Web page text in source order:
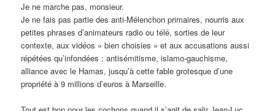
Je ne marche pas, monsieur.
Je ne fais pas partie des anti-Mélenchon primaires, nourris aux
petites phrases d’animateurs radio ou télé, sorties de leur
contexte, aux vidéos « bien choisies » et aux accusations aussi
répétées qu’infondées : antisémitisme, islamo-gauchisme,
alliance avec le Hamas, jusqu’à cette fable grotesque d’une
propriété à 9 millions d’euros à Marseille.